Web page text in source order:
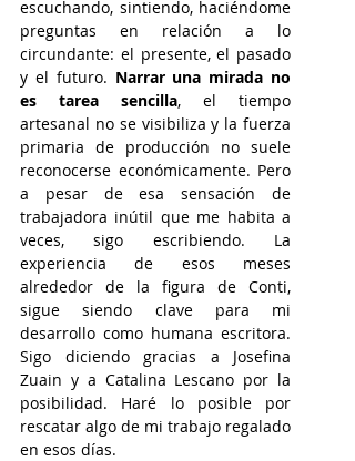
escuchando, sintiendo, haciéndome
preguntas en relación a lo
circundante: el presente, el pasado
y el futuro. Narrar una mirada no
es tarea sencilla, el tiempo
artesanal no se visibiliza y la fuerza
primaria de producción no suele
reconocerse económicamente. Pero
a pesar de esa sensación de
trabajadora inútil que me habita a
veces, sigo escribiendo. La
experiencia de esos meses
alrededor de la figura de Conti,
sigue siendo clave para mi
desarrollo como humana escritora.
Sigo diciendo gracias a Josefina
Zuain y a Catalina Lescano por la
posibilidad. Haré lo posible por
rescatar algo de mi trabajo regalado
en esos días.